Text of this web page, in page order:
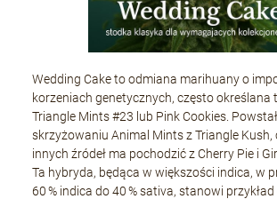
Wedding Cake to odmiana marihuany o
korzeniach genetycznych, często określana
Triangle Mints #23 lub Pink Cookies.
skrzyżowaniu Animal Mints z Triangle Kush,
innych źródeł ma pochodzić z Cherry Pie i
Ta hybryda, będąca w większości indica, w
60 % indica do 40 % sativa, stanowi